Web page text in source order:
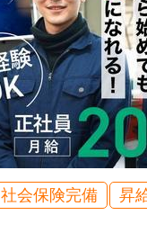
社会保険完備
昇